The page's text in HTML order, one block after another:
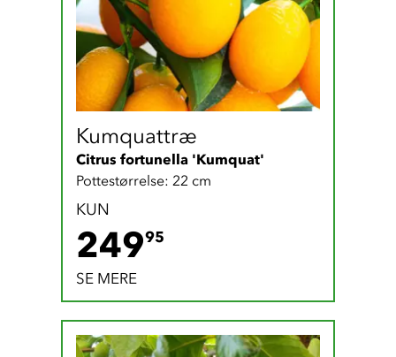
Kumquattræ
Citrus fortunella 'Kumquat'
Pottestørrelse: 22 cm
KUN
24995
SE MERE